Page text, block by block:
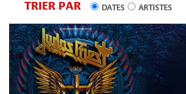
TRIER PAR DATES ARTISTES